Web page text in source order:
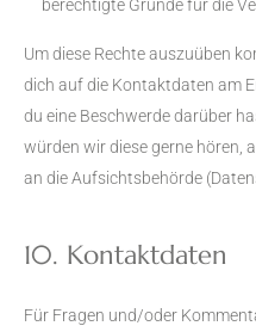
berechtigte Gründe für die
Um diese Rechte auszuüben
dich auf die Kontaktdaten am
du eine Beschwerde darüber
würden wir diese gerne hören,
an die Aufsichtsbehörde
10. Kontaktdaten
Für Fragen und/oder